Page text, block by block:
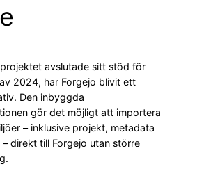
avslutade sitt stöd för
2024, har Forgejo blivit ett
Den inbyggda
gör det möjligt att importera
– inklusive projekt, metadata
direkt till Forgejo utan större